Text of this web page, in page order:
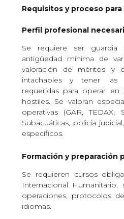
Requisitos y proceso
Perfil profesional
Se requiere ser
antigüedad mínima de
valoración de méritos y
intachables y tener las
requeridas para operar
hostiles. Se valoran
operativas (GAR, TEDAX,
Subacuáticas, policía
específicos.
Formación y preparación
Se requieren cursos
Internacional
operaciones, protocolos
idiomas.